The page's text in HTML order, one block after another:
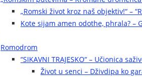
„Romski život kroz naš objektiv!“ –
Kote sijam amen odothe, phrala? –
Romodrom
“SIKAVNI TRAJESKO“ – Učionica
Život u senci – Dživdipa ko